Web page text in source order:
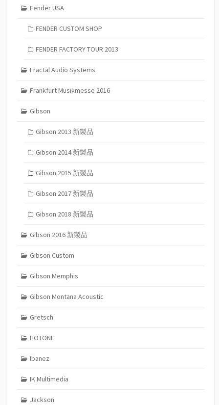
Fender USA
FENDER CUSTOM SHOP
FENDER FACTORY TOUR 2013
Fractal Audio Systems
Frankfurt Musikmesse 2016
Gibson
Gibson 2013 新製品
Gibson 2014 新製品
Gibson 2015 新製品
Gibson 2017 新製品
Gibson 2018 新製品
Gibson 2016 新製品
Gibson Custom
Gibson Memphis
Gibson Montana Acoustic
Gretsch
HOTONE
Ibanez
IK Multimedia
Jackson